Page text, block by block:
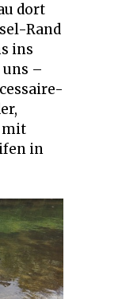
dort
Rand
ins
–
mit
in